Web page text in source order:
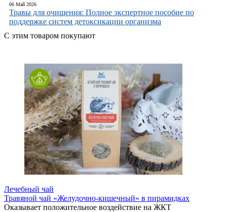
06 Май 2026
Травы для очищения: Полное экспертное пособие по
поддержке систем детоксикации организма
С этим товаром покупают
Лечебный чай
Травяной чай «Желудочно-кишечный» в пирамидках
Оказывает положительное воздействие на ЖКТ